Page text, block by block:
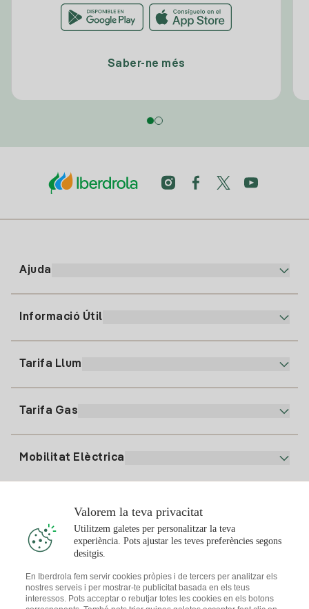
Saber-ne més
Ajuda
91 919 52 73
clientes@tuiberdrola.es
Informació Útil
Alta Gas
Tarifa Llum
Tarifa Gas
Mobilitat Elèctrica
Punts de Recàrrega
Simulador Plaques Solars
T'interessa
Valorem la teva privacitat
Utilitzem galetes per personalitzar la teva
experiència. Pots ajustar les teves preferències segons
desitgis.
En Iberdrola fem servir cookies pròpies i de tercers per analitzar els
nostres serveis i per mostrar-te publicitat basada en els teus
interessos. Pots acceptar o rebutjar totes les cookies en els botons